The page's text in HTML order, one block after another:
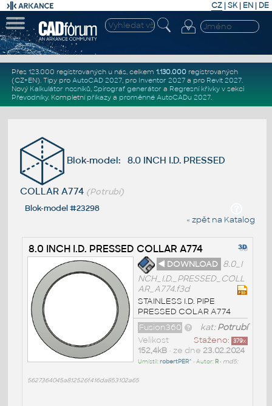
CZ | SK| EN | DE
Přes 123.000 registrovaných u nás, celkem 1.130.000registrovaných
(CZ+EN). Tipy pro AutoCAD 2027, pro Inventor 2027a pro Revit 2027.
Nový Kalkulátor nosníků, Spirograf generátor a Regresní křivkyv sekci
Převodníky. Kompletní příkazya proměnné AutoCADu 2027.
Blok-model: 8.0 INCH I.D. PRESSED
COLLAR A774 (Potrubí)
Blok-model #23298
« zpět na Katalog
8.0 INCH I.D. PRESSED COLLAR A774
◄ DOWNLOAD 8.0_I
NCH_I.D._PRESSED_COLL
AR_A774.f3d
STAINLESS I.D. PIPE
PRESSED COLAR A774
kat:Potrubí
Fusion360
Staženo: 379x
Velikost
152,4kB• ze dne 23.02.2024
Umístil:robertPER^ • Autor: R• md5:
5627364045a812526f416da853102a65